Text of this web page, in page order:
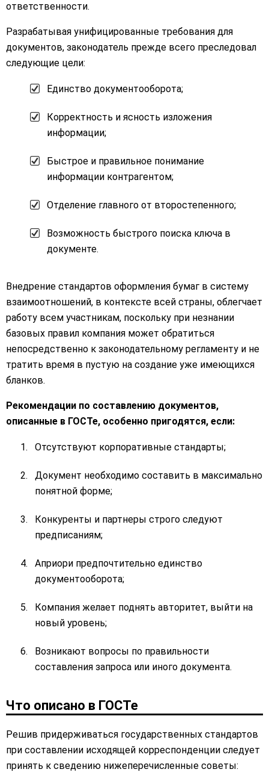
ответственности.
Разрабатывая унифицированные требования для
документов, законодатель прежде всего преследовал
следующие цели:
Единство документооборота;
Корректность и ясность изложения
информации;
Быстрое и правильное понимание
информации контрагентом;
Отделение главного от второстепенного;
Возможность быстрого поиска ключа в
документе.
Внедрение стандартов оформления бумаг в систему
взаимоотношений, в контексте всей страны, облегчает
работу всем участникам, поскольку при незнании
базовых правил компания может обратиться
непосредственно к законодательному регламенту и не
тратить время в пустую на создание уже имеющихся
бланков.
Рекомендации по составлению документов,
описанные в ГОСТе, особенно пригодятся, если:
Отсутствуют корпоративные стандарты;
Документ необходимо составить в максимально
понятной форме;
Конкуренты и партнеры строго следуют
предписаниям;
Априори предпочтительно единство
документооборота;
Компания желает поднять авторитет, выйти на
новый уровень;
Возникают вопросы по правильности
составления запроса или иного документа.
Что описано в ГОСТе
Решив придерживаться государственных стандартов
при составлении исходящей корреспонденции следует
принять к сведению нижеперечисленные советы: